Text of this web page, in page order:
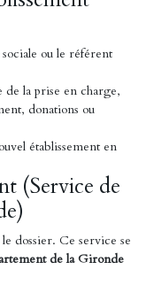
ou le référent
la prise en charge,
donations ou
établissement en
(Service de
dossier. Ce service se
de la Gironde